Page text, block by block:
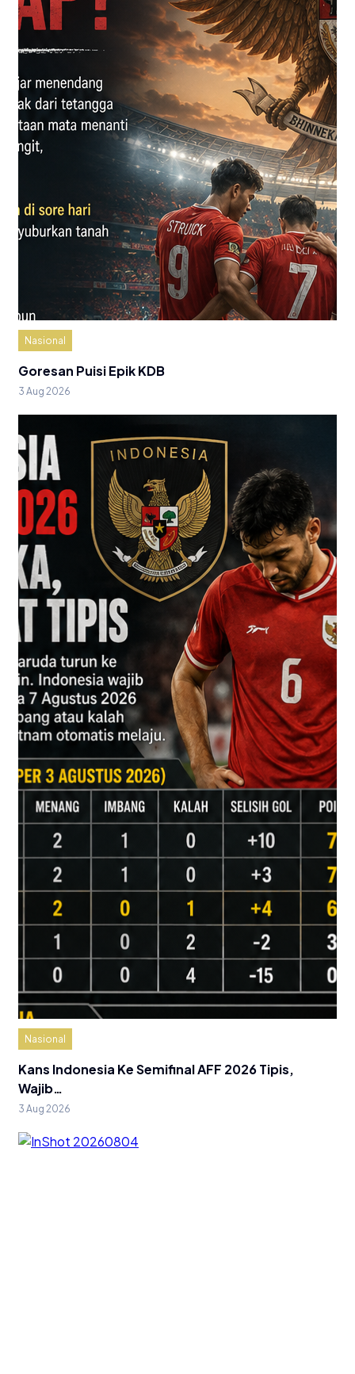
Nasional
Goresan Puisi Epik KDB
3 Aug 2026
Nasional
Kans Indonesia Ke Semifinal AFF 2026 Tipis,
Wajib…
3 Aug 2026